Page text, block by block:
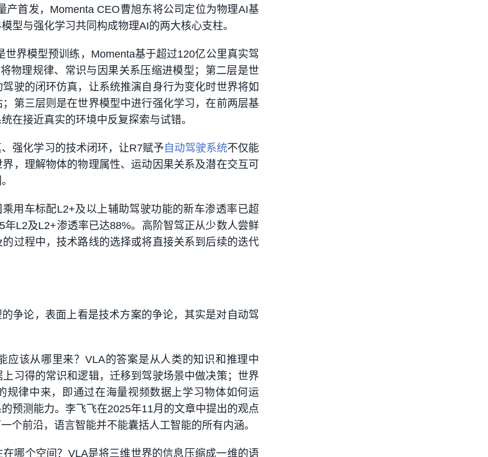
产首发，Momenta CEO曹旭东将公司定位为物理AI基
型与强化学习共同构成物理AI的两大核心支柱。
界模型预训练，Momenta基于超过120亿公里真实驾
物理规律、常识与因果关系压缩进模型；第二层是世
驶的闭环仿真，让系统推演自身行为变化时世界将如
第三层则是在世界模型中进行强化学习，在前两层基
在接近真实的环境中反复探索与试错。
强化学习的技术闭环，让R7赋予 自动驾驶系统不仅能
，理解物体的物理属性、运动因果关系及潜在交互可
用车标配L2+及以上辅助驾驶功能的新车渗透率已超
L2及L2+渗透率已达88%。高阶智驾正从少数人尝鲜
过程中，技术路线的选择或将直接关系到后续的迭代
争论，表面上看是技术方案的争论，其实是对自动驾
应该从哪里来？VLA的答案是从人类的知识和推理中
习得的常识和逻辑，迁移到驾驶场景中做决策；世界
规律中来，即通过在海量视频数据上学习物体如何运
预测能力。李飞飞在2025年11月的文章中提出的观点
个前沿，语言智能并不能囊括人工智能的所有内涵。
哪个空间？VLA是将三维世界的信息压缩成一维的语